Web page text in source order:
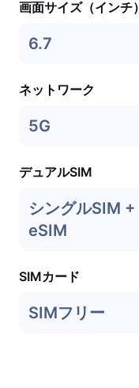
画面サイズ（インチ）
6.7
ネットワーク
5G
デュアルSIM
シングルSIM +
eSIM
SIMカード
SIMフリー